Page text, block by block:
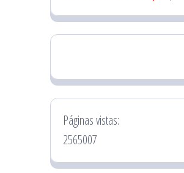
Páginas vistas:
2565007